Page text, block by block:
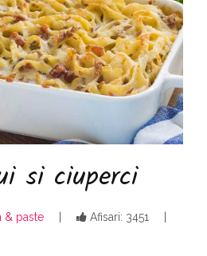
si ciuperci
& paste Afisari: 3451